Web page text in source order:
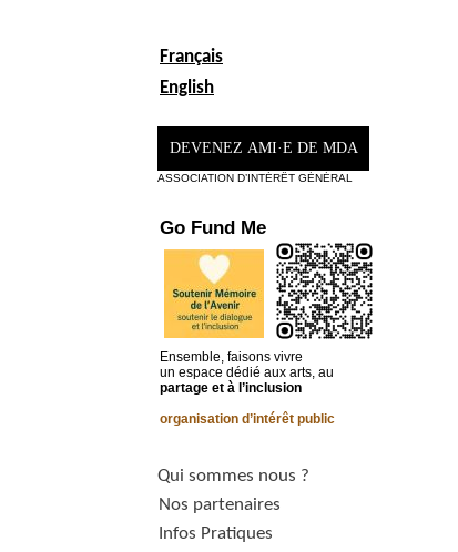
ASSOCIATION D’INTÉRÊT GÉNÉRAL
Ensemble, faisons vivre
un espace dédié aux arts, au
partage et à l’inclusion
organisation d’intérêt public
Go Fund Me
English
Français
DEVENEZ AMI·E DE MDA
Infos Pratiques
Nos partenaires
Qui sommes nous ?